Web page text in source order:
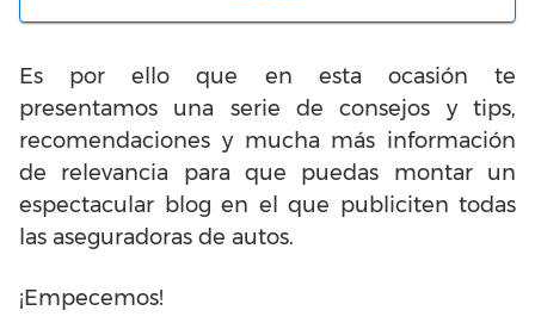
Es por ello que en esta ocasión te
presentamos una serie de consejos y tips,
recomendaciones y mucha más información
de relevancia para que puedas montar un
espectacular blog en el que publiciten todas
las aseguradoras de autos.
¡Empecemos!